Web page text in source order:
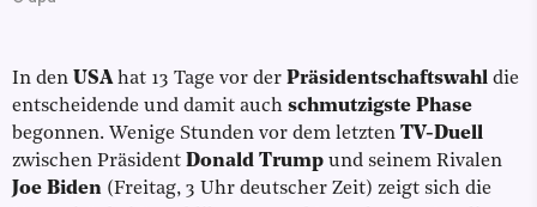
In den USAhat 13 Tage vor der Präsidentschaftswahl die
entscheidende und damit auch schmutzigste Phase
begonnen. Wenige Stunden vor dem letzten TV-Duell
zwischen Präsident Donald Trump und seinem Rivalen
Joe Biden (Freitag, 3 Uhr deutscher Zeit) zeigt sich die